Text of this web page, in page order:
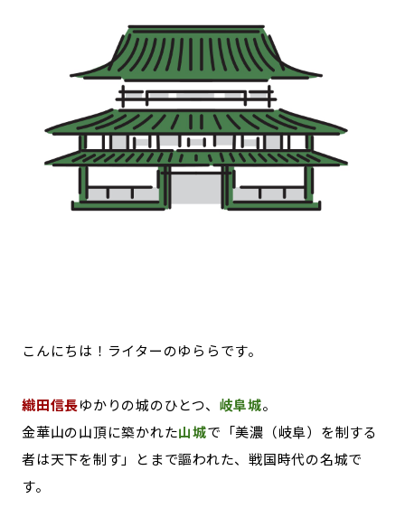
カテゴリから探す
地域を代表する 企業100選
プレスリリース
行政連携記事
MILCプロジェクト
選出企業特別対談
SDGsの先駆者
イベント
飲食店
お問い合わせ 会社概要
こんにちは！ライターのゆららです。
織田信長ゆかりの城のひとつ、 岐阜城。
金華山の山頂に築かれた山城で「美濃（岐阜）を制する
者は天下を制す」とまで謳われた、戦国時代の名城で
す。